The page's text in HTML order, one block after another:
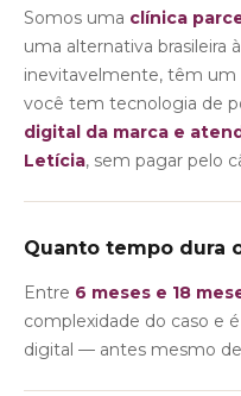
Somos uma clínica
uma alternativa brasileira
inevitavelmente, têm um
você tem tecnologia de
digital da marca e
Letícia, sem pagar pelo
Quanto tempo dura
Entre 6 meses e 18
complexidade do caso e
digital — antes mesmo